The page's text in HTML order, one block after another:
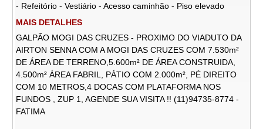
- Refeitório - Vestiário - Acesso caminhão - Piso elevado
MAIS DETALHES
GALPÃO MOGI DAS CRUZES - PROXIMO DO VIADUTO DA
AIRTON SENNA COM A MOGI DAS CRUZES COM 7.530m²
DE ÁREA DE TERRENO,5.600m² DE ÁREA CONSTRUIDA,
4.500m² ÁREA FABRIL, PÁTIO COM 2.000m², PÉ DIREITO
COM 10 METROS,4 DOCAS COM PLATAFORMA NOS
FUNDOS , ZUP 1, AGENDE SUA VISITA !! (11)94735-8774 -
FATIMA